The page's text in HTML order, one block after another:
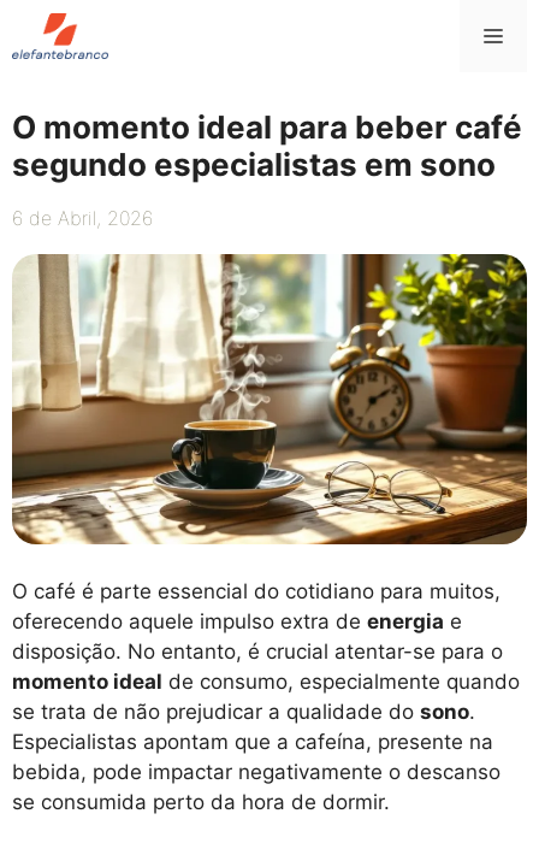
Saltar
para
O momento ideal para beber café
segundo especialistas em sono
6 de Abril, 2026
O café é parte essencial do cotidiano para muitos,
oferecendo aquele impulso extra de energia e
disposição. No entanto, é crucial atentar-se para o
momento ideal de consumo, especialmente quando
se trata de não prejudicar a qualidade do sono.
Especialistas apontam que a cafeína, presente na
bebida, pode impactar negativamente o descanso
se consumida perto da hora de dormir.